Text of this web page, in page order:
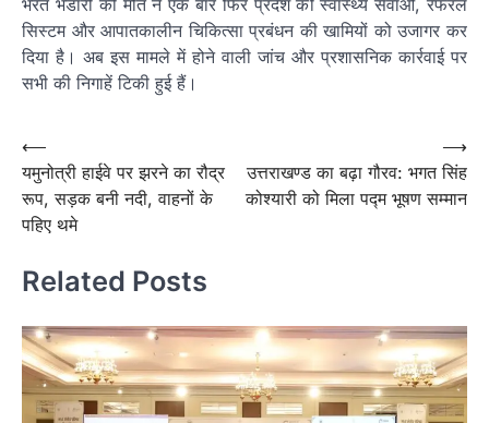
सिस्टम और आपातकालीन चिकित्सा प्रबंधन की खामियों को उजागर कर
दिया है। अब इस मामले में होने वाली जांच और प्रशासनिक कार्रवाई पर
सभी की निगाहें टिकी हुई हैं।
Post
navigation
⟵
यमुनोत्री हाईवे पर झरने का रौद्र
रूप, सड़क बनी नदी, वाहनों के
पहिए थमे
उत्तराखण्ड का बढ़ा गौरव: भगत सिंह
कोश्यारी को मिला पद्म भूषण सम्मान
⟶
Related Posts